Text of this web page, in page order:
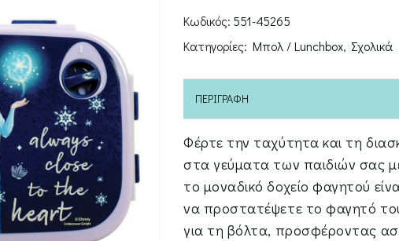
Κωδικός: 551-45265
Κατηγορίες: Μπολ / Lunchbox, Σχολικά
ΠΕΡΙΓΡΑΦΉ
Φέρτε την ταχύτητα και τη
στα γεύματα των παιδιών σας
το μοναδικό δοχείο φαγητού
να προστατέψετε το φαγητό του
για τη βόλτα, προσφέροντας